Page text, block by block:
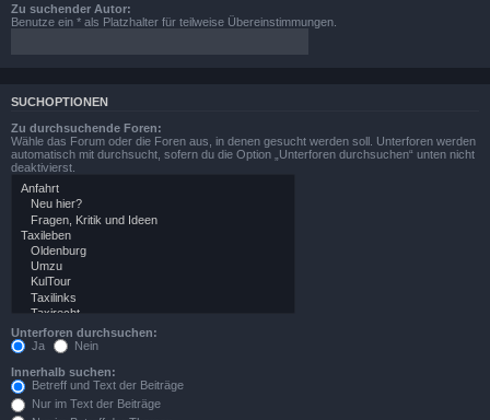
Zu suchender Autor:
Benutze ein * als Platzhalter für teilweise Übereinstimmungen.
SUCHOPTIONEN
Zu durchsuchende Foren:
Wähle das Forum oder die Foren aus, in denen gesucht werden soll. Unterforen werden
automatisch mit durchsucht, sofern du die Option „Unterforen durchsuchen“ unten nicht
deaktivierst.
Unterforen durchsuchen:
Ja
Nein
Innerhalb suchen:
Betreff und Text der Beiträge
Nur im Text der Beiträge